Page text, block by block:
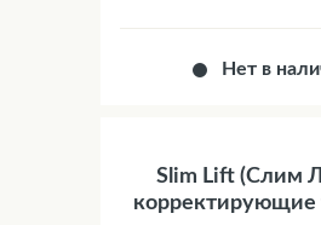
Нет в
Slim Lift (Слим
корректирующие